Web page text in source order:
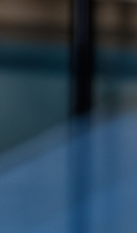
como la madera no
de bienestar
cubierta
de tratamientos
tratamientos
boutique
un valor mínimo